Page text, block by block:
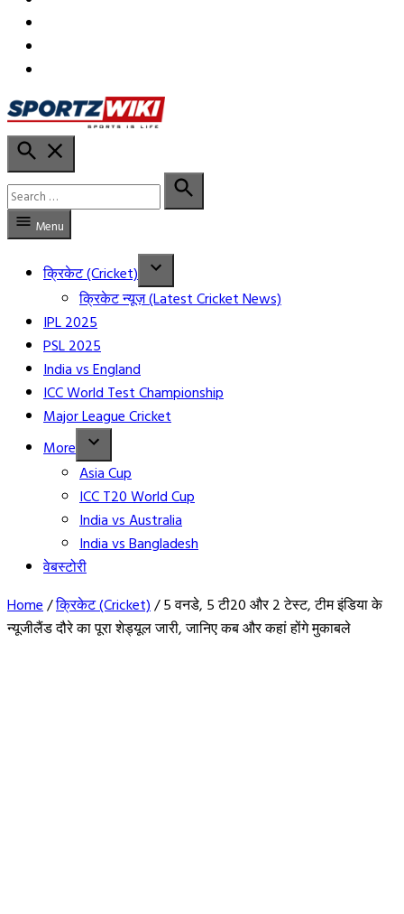
Sportzwiki Hindi
Open
Search
Search
for:
Search
Menu
क्रिकेट (Cricket)
क्रिकेट न्यूज़ (Latest Cricket News)
IPL 2025
PSL 2025
India vs England
ICC World Test Championship
Major League Cricket
More
Asia Cup
ICC T20 World Cup
India vs Australia
India vs Bangladesh
वेबस्टोरी
Home/क्रिकेट (Cricket)/5 वनडे, 5 टी20 और 2 टेस्ट, टीम इंडिया के
न्यूजीलैंड दौरे का पूरा शेड्यूल जारी, जानिए कब और कहां होंगे मुकाबले